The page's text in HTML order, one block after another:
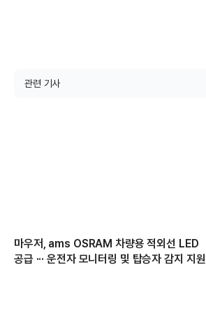
관련 기사
마우저, ams OSRAM 차량용 적외선 LED
공급 ··· 운전자 모니터링 및 탑승자 감지 지원